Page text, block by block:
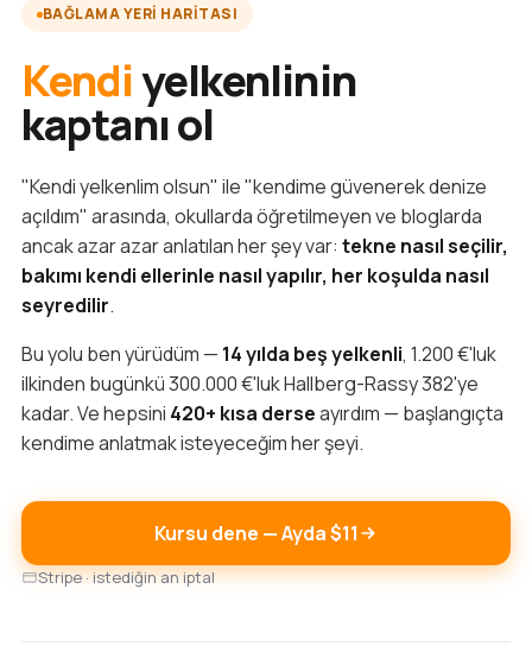
BAĞLAMA YERI HARITASI
Kendiyelkenlinin
kaptanı ol
"Kendi yelkenlim olsun" ile "kendime güvenerek denize
açıldım" arasında, okullarda öğretilmeyen ve bloglarda
ancak azar azar anlatılan her şey var: tekne nasıl seçilir,
bakımı kendi ellerinle nasıl yapılır, her koşulda nasıl
seyredilir.
Bu yolu ben yürüdüm — 14 yılda beş yelkenli, 1.200 €'luk
ilkinden bugünkü 300.000 €'luk Hallberg-Rassy 382'ye
kadar. Ve hepsini 420+ kısa derseayırdım — başlangıçta
kendime anlatmak isteyeceğim her şeyi.
Kursu dene — Ayda $11
Stripe · istediğin an iptal